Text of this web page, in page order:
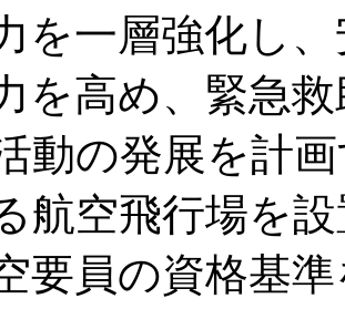
を一層強化し
を高め、緊急
動の発展を計
航空飛行場を
要員の資格基